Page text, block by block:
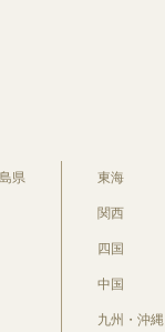
県 東海
関西
四国
中国
九州・沖縄